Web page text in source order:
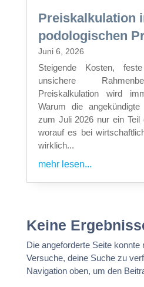
Preiskalkulation
podologischen
Juni 6, 2026
Steigende Kosten,
unsichere
Preiskalkulation wird
Warum die angekündigte
zum Juli 2026 nur ein
worauf es bei
wirklich...
mehr lesen...
Keine
Die angeforderte Seite konnte
Versuche, deine Suche zu
Navigation oben, um den